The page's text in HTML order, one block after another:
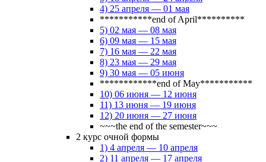
4) 25 апреля — 01 мая
***********end of April**********
5) 02 мая — 08 мая
6) 09 мая — 15 мая
7) 16 мая — 22 мая
8) 23 мая — 29 мая
9) 30 мая — 05 июня
************end of May***********
10) 06 июня — 12 июня
11) 13 июня — 19 июня
12) 20 июня — 27 июня
~~~the end of the semester~~~
2 курс очной формы
1) 4 апреля — 10 апреля
2) 11 апреля — 17 апреля